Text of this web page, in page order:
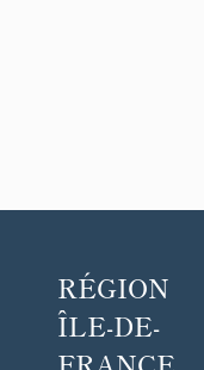
RÉGION
ÎLE-DE-